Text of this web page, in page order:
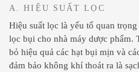
A. HIỆU SUẤT LỌC
Hiệu suất lọc là yếu tố quan
lọc bụi cho nhà máy dược phẩm.
bỏ hiệu quả các hạt bụi mịn và
đảm bảo không khí thoát ra là